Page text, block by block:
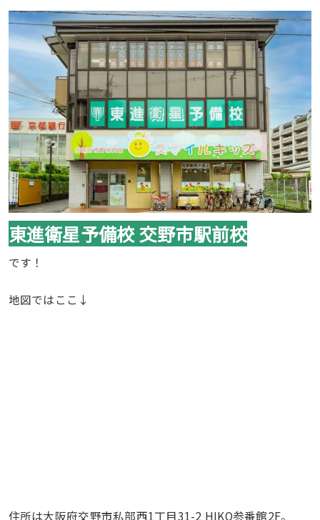
東進衛星予備校 交野市駅前校
です！
地図ではここ↓
住所は大阪府交野市私部西1丁目31-2 HIKO参番館2F。